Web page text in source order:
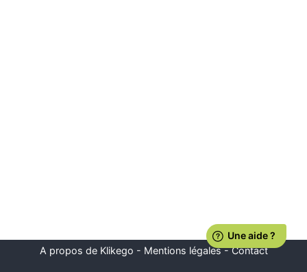
A propos de Klikego - Mentions légales-Contact